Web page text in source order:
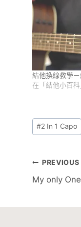
結他換線教學
在「結他小百
Post
Tags:
#2 In 1 Capo
文
章
導
PREVIOUS
My only